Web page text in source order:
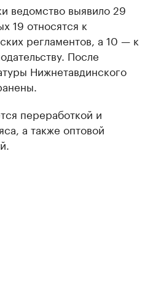
ведомство выявило 29
19 относятся к
регламентов, а 10 — к
После
Нижнетавдинского
переработкой и
а также оптовой